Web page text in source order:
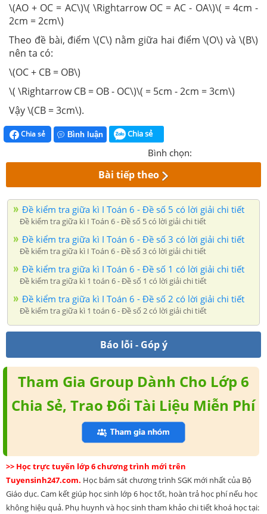
\(AO + OC = AC\)\( \Rightarrow OC = AC - OA\)\( = 4cm -
2cm = 2cm\)
Theo đề bài, điểm \(C\) nằm giữa hai điểm \(O\) và \(B\)
nên ta có:
\(OC + CB = OB\)
\( \Rightarrow CB = OB - OC\)\( = 5cm - 2cm = 3cm\)
Vậy \(CB = 3cm\).
Chia sẻ Bình luận Chia sẻ
Bình chọn:
Bài tiếp theo
Đề kiểm tra giữa kì I Toán 6 - Đề số 5 có lời giải chi tiết
Đề kiểm tra giữa kì I Toán 6 - Đề số 5 có lời giải chi tiết
Đề kiểm tra giữa kì I Toán 6 - Đề số 3 có lời giải chi tiết
Đề kiểm tra giữa kì I Toán 6 - Đề số 3 có lời giải chi tiết
Đề kiểm tra giữa kì I Toán 6 - Đề số 1 có lời giải chi tiết
Đề kiểm tra giữa kì 1 toán 6 - Đề số 1 có lời giải chi tiết
Đề kiểm tra giữa kì I Toán 6 - Đề số 2 có lời giải chi tiết
Đề kiểm tra giữa kì 1 toán 6 - Đề số 2 có lời giải chi tiết
Báo lỗi - Góp ý
Tham Gia Group Dành Cho Lớp 6
Chia Sẻ, Trao Đổi Tài Liệu Miễn Phí
>> Học trực tuyến lớp 6 chương trình mới trên
Tuyensinh247.com. Học bám sát chương trình SGK mới nhất của Bộ
Giáo dục. Cam kết giúp học sinh lớp 6 học tốt, hoàn trả học phí nếu học
không hiệu quả. Phụ huynh và học sinh tham khảo chi tiết khoá học tại: